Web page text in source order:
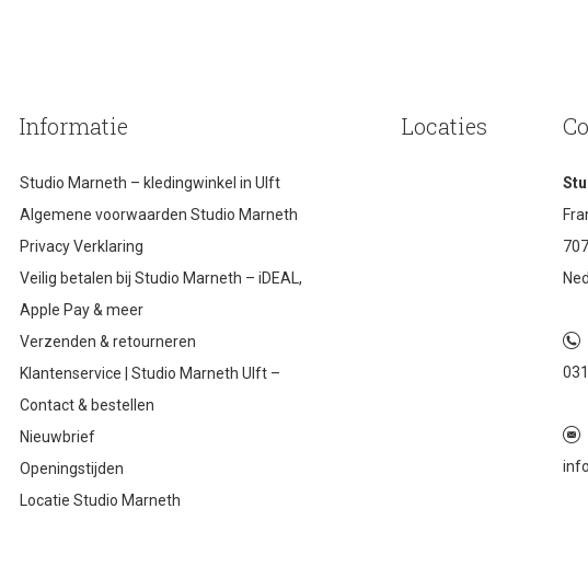
Informatie
Studio Marneth – kledingwinkel in Ulft
Algemene voorwaarden Studio Marneth
Privacy Verklaring
Veilig betalen bij Studio Marneth – iDEAL,
Apple Pay & meer
Verzenden & retourneren
Klantenservice | Studio Marneth Ulft –
Contact & bestellen
Nieuwbrief
Openingstijden
Locatie Studio Marneth
Locaties